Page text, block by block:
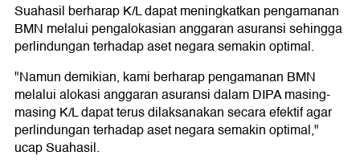
Suahasil berharap K/L dapat meningkatkan pengamanan
BMN melalui pengalokasian anggaran asuransi sehingga
perlindungan terhadap aset negara semakin optimal.
"Namun demikian, kami berharap pengamanan BMN
melalui alokasi anggaran asuransi dalam DIPA masing-
masing K/L dapat terus dilaksanakan secara efektif agar
perlindungan terhadap aset negara semakin optimal,"
ucap Suahasil.